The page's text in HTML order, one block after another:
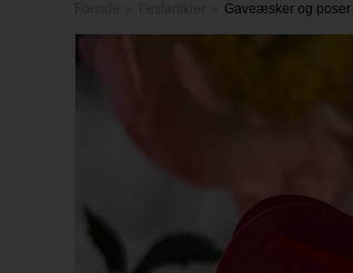
Gaveæsker og poser